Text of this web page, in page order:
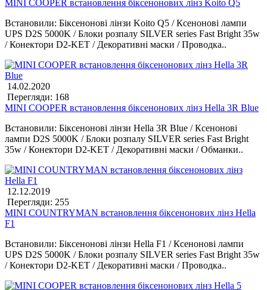
MINI COOPER встановлення біксенонових лінз Koito Q5
Встановили: Біксенонові лінзи Koito Q5 / Ксенонові лампи
UPS D2S 5000K / Блоки розпалу SILVER series Fast Bright 35w
/ Конектори D2-KET / Декоративні маски / Проводка..
14.02.2020
Перегляди: 168
MINI COOPER встановлення біксенонових лінз Hella 3R Blue
Встановили: Біксенонові лінзи Hella 3R Blue / Ксенонові
лампи D2S 5000K / Блоки розпалу SILVER series Fast Bright
35w / Конектори D2-KET / Декоративні маски / Обманки..
12.12.2019
Перегляди: 255
MINI COUNTRYMAN встановлення біксенонових лінз Hella
F1
Встановили: Біксенонові лінзи Hella F1 / Ксенонові лампи
UPS D2S 5000K / Блоки розпалу SILVER series Fast Bright 35w
/ Конектори D2-KET / Декоративні маски / Проводка..